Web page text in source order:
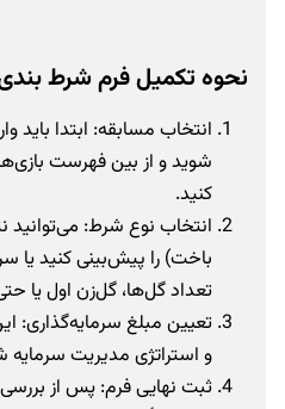
نحوه تکمیل فرم شرط
انتخاب مسابقه: ابتدا باید
شوید و از بین فهرست
کنید.
انتخاب نوع شرط: می‌توانید
باخت) را پیش‌بینی کنید یا
تعداد گل‌ها، گل‌زن اول یا
تعیین مبلغ سرمایه‌گذاری:
و استراتژی مدیریت
ثبت نهایی فرم: پس از بررسی